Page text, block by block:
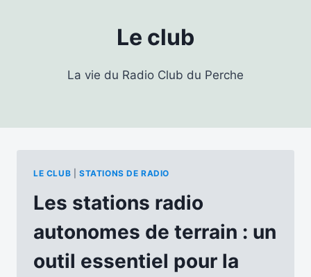
Le club
La vie du Radio Club du Perche
LE CLUB STATIONS DE RADIO
Les stations radio
autonomes de terrain : un
outil essentiel pour la